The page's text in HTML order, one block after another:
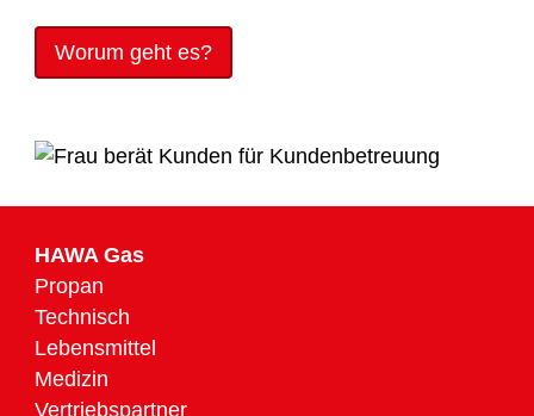
Worum geht es?
HAWA Gas
Propan
Technisch
Lebensmittel
Medizin
Vertriebspartner